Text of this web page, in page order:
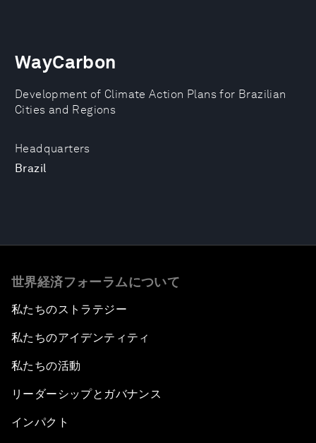
Headquarters
Brazil
WayCarbon
Development of Climate Action Plans for Brazilian
Cities and Regions
世界経済フォーラムについて
私たちのストラテジー
私たちのアイデンティティ
私たちの活動
リーダーシップとガバナンス
インパクト